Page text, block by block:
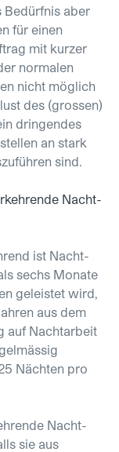
Bedürfnis aber
für einen
mit kurzer
normalen
nicht möglich
des (grossen)
dringendes
an stark
sind.
Nacht-
ist Nacht-
sechs Monate
geleistet wird,
aus dem
auf Nachtarbeit
Nächten pro
Nacht-
sie aus